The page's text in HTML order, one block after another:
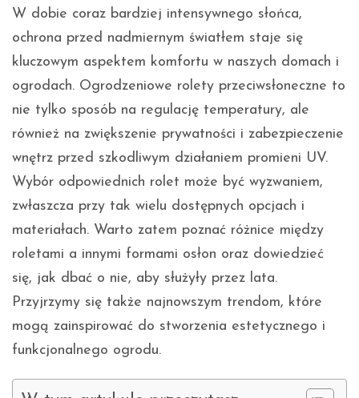
W dobie coraz bardziej intensywnego słońca,
ochrona przed nadmiernym światłem staje się
kluczowym aspektem komfortu w naszych domach i
ogrodach. Ogrodzeniowe rolety przeciwsłoneczne to
nie tylko sposób na regulację temperatury, ale
również na zwiększenie prywatności i zabezpieczenie
wnętrz przed szkodliwym działaniem promieni UV.
Wybór odpowiednich rolet może być wyzwaniem,
zwłaszcza przy tak wielu dostępnych opcjach i
materiałach. Warto zatem poznać różnice między
roletami a innymi formami osłon oraz dowiedzieć
się, jak dbać o nie, aby służyły przez lata.
Przyjrzymy się także najnowszym trendom, które
mogą zainspirować do stworzenia estetycznego i
funkcjonalnego ogrodu.